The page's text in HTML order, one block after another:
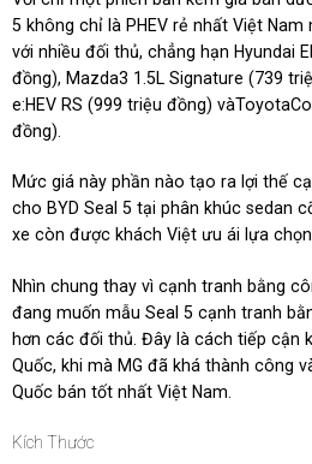
5 không chỉ là PHEV rẻ nhất Việt
với nhiều đối thủ, chẳng hạn Hyundai
đồng), Mazda3 1.5L Signature (739
e:HEV RS (999 triệu đồng)
đồng).
Mức giá này phần nào tạo ra lợi thế
cho BYD Seal 5 tại phân khúc sedan
xe còn được khách Việt ưu ái lựa
Nhìn chung thay vì cạnh tranh bằng
đang muốn mẫu Seal 5 cạnh tranh
hơn các đối thủ. Đây là cách tiếp cận
Quốc, khi mà MG đã khá thành công
Quốc bán tốt nhất Việt Nam.
Kích Thước